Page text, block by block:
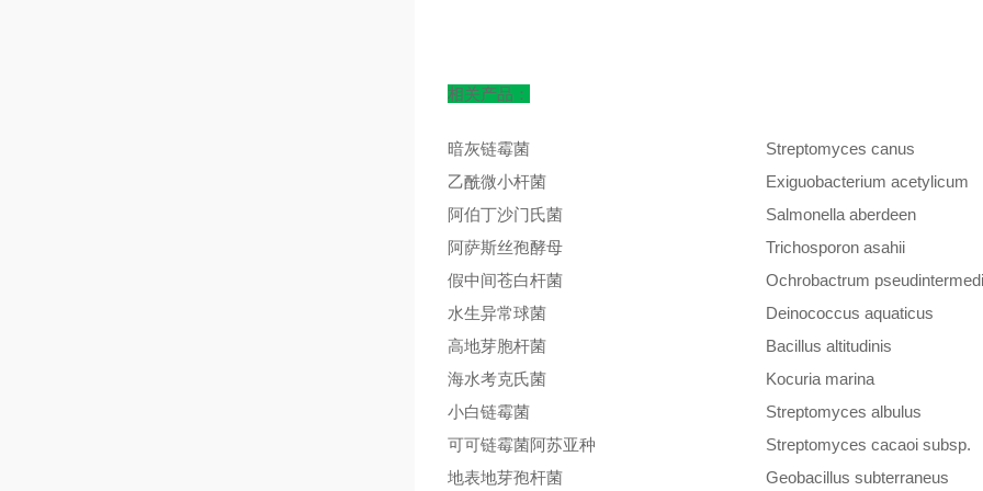
相关产品：
暗灰链霉菌
Streptomyces canus
乙酰微小杆菌
Exiguobacterium acetylicum
阿伯丁沙门氏菌
Salmonella aberdeen
阿萨斯丝孢酵母
Trichosporon asahii
假中间苍白杆菌
Ochrobactrum
水生异常球菌
Deinococcus aquaticus
高地芽胞杆菌
Bacillus altitudinis
海水考克氏菌
Kocuria marina
小白链霉菌
Streptomyces albulus
可可链霉菌阿苏亚种
Streptomyces cacaoi subsp.
地表地芽孢杆菌
Geobacillus subterraneus